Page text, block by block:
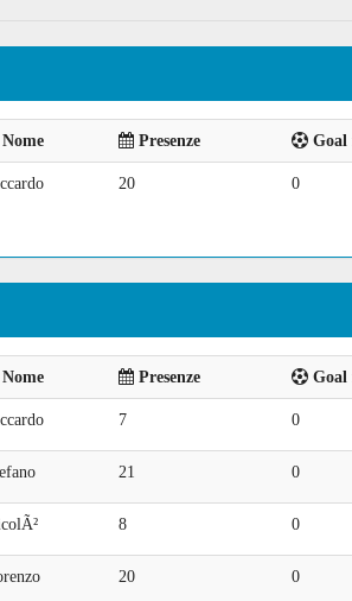
Nome Presenze
20 0
Nome Presenze
7 0
21 0
8 0
20 0